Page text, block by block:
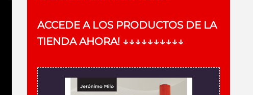
ACCEDE A LOS PRODUCTOS DE LA
TIENDA AHORA! ↓↓↓↓↓↓↓↓↓↓